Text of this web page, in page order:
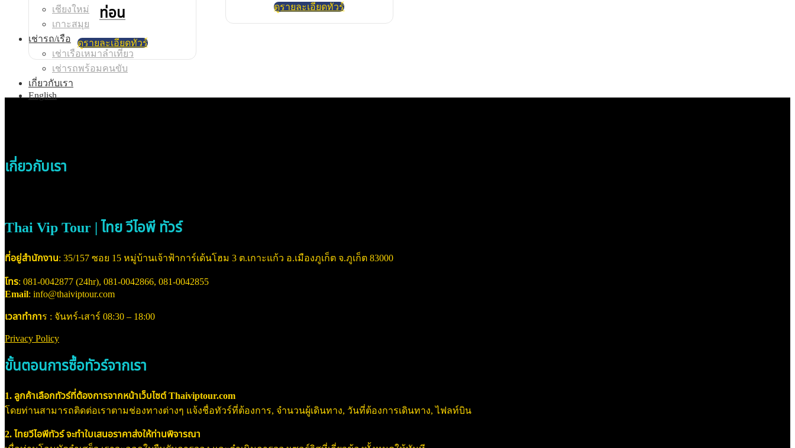
เชียงใหม่
เกาะสมุย
เช่ารถ/เรือ
เช่าเรือเหมาลำเที่ยว
เช่ารถพร้อมคนขับ
เกี่ยวกับเรา
English
ท่อน
ดูรายละเอียดทัวร์
ดูรายละเอียดทัวร์
เกี่ยวกับเรา
Thai Vip Tour | ไทย วีไอพี ทัวร์
ที่อยู่สำนักงาน: 35/157 ซอย 15 หมู่บ้านเจ้าฟ้าการ์เด้นโฮม 3 ต.เกาะแก้ว อ.เมืองภูเก็ต จ.ภูเก็ต 83000
โทร: 081-0042877 (24hr), 081-0042866, 081-0042855
Email: info@thaiviptour.com
เวลาทำการ : จันทร์-เสาร์ 08:30 – 18:00
Privacy Policy
ขั้นตอนการซื้อทัวร์จากเรา
1. ลูกค้าเลือกทัวร์ที่ต้องการจากหน้าเว็บไซต์ Thaiviptour.com
โดยท่านสามารถติดต่อเราตามช่องทางต่างๆ แจ้งชื่อทัวร์ที่ต้องการ, จำนวนผู้เดินทาง, วันที่ต้องการเดินทาง, ไฟลท์บิน
2. ไทยวีไอพีทัวร์ จะทำใบเสนอราคาส่งให้ท่านพิจารณา